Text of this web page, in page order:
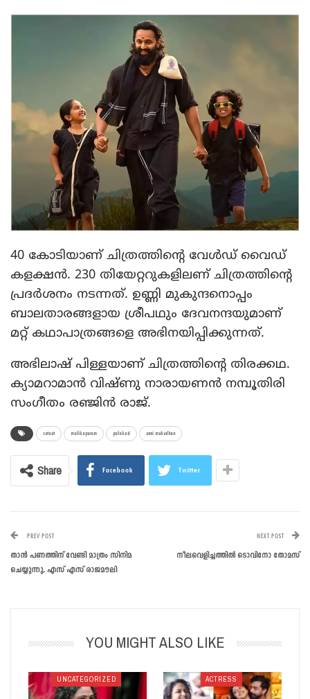
40 കോടിയാണ് ചിത്രത്തിന്റെ വേൾഡ് വെെഡ്
കളക്ഷൻ. 230 തിയേറ്ററുകളിലണ് ചിത്രത്തിന്റെ
പ്രദർശനം നടന്നത്. ഉണ്ണി മുകുന്ദനൊപ്പം
ബാലതാരങ്ങളായ ശ്രീപഥും ദേവനന്ദയുമാണ്
മറ്റ് കഥാപാത്രങ്ങളെ അഭിനയിപ്പിക്കുന്നത്.
അഭിലാഷ് പിള്ളയാണ് ചിത്രത്തിന്റെ തിരക്കഥ.
ക്യാമറാമാൻ വിഷ്ണു നാരായണൻ നമ്പൂതിരി
സംഗീതം രഞ്ജിൻ രാജ്.
cutout malikapuram palakad unni mukudhan
Share Facebook Twitter
PREV POST
താൻ പണത്തിന് വേണ്ടി മാത്രം സിനിമ
ചെയ്യുന്നു, എസ് എസ് രാജമൗലി
NEXT POST
നീലവെളിച്ചത്തിൽ ടൊവിനോ തോമസ്
YOU MIGHT ALSO LIKE
UNCATEGORIZED ACTRESS